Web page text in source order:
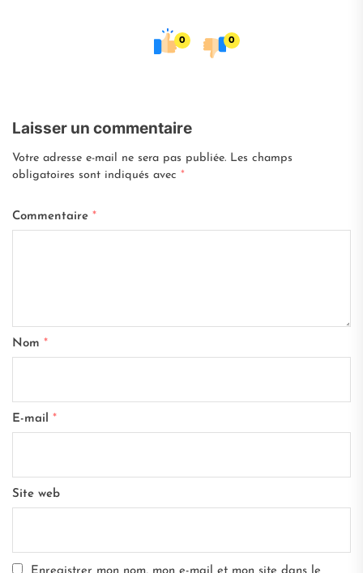
0 0
Laisser un commentaire
Votre adresse e-mail ne sera pas publiée. Les champs
obligatoires sont indiqués avec *
Commentaire *
Nom *
E-mail *
Site web